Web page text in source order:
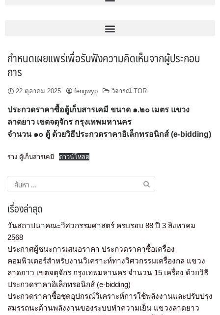
กำหนดเผยแพร่เพื่อรับฟังความคิดเห็นจากผู้ประกอบ
การ
22 ตุลาคม 2025 fengwyp วิจารณ์ TOR
ประกวดราคาซื้อตู้เก็บสารเคมี ขนาด ๑.๒๐ เมตร แขวง
ลาดยาว เขตจตุจักร กรุงเทพมหานคร
จำนวน ๑๐ ตู้ ด้วยวิธีประกวดราคาอิเล็กทรอนิกส์ (e-bidding)
ร่าง ตู้เก็บสารเคมี ดาวน์โหลด
เรื่องล่าสุด
วันสถาปนาคณะวิศวกรรมศาสตร์ ครบรอบ 88 ปี 3 สิงหาคม
2568
ประกาศผู้ชนะการเสนอราคา ประกวดราคาซื้อเครื่อง
คอมพิวเตอร์สำหรับงานวิเคราะห์ทางวิศวกรรมเครื่องกล แขวง
ลาดยาว เขตจตุจักร กรุงเทพมหานคร จำนวน 15 เครื่อง ด้วยวิธี
ประกวดราคาอิเล็กทรอนิกส์ (e-bidding)
ประกวดราคาซื้อชุดอุปกรณ์วิเคราะห์การใช้พลังงานและปรับปรุง
สมรรถนะด้านพลังงานของระบบทำความเย็น แขวงลาดยาว